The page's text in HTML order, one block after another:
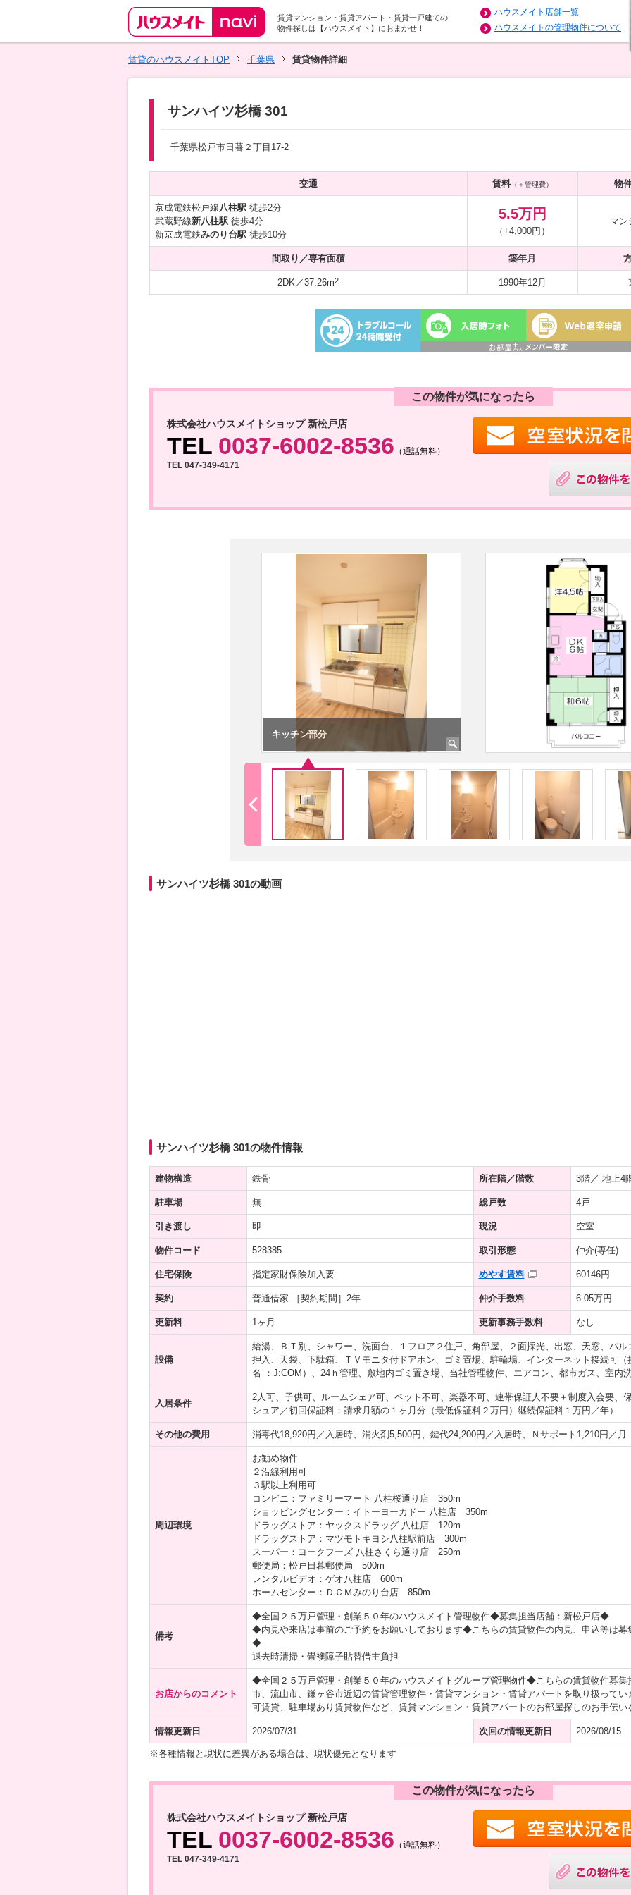
賃貸マンション・賃貸アパート・賃貸一戸建ての
物件探しは【ハウスメイト】におまかせ！
ハウスメイト店舗一覧
ハウスメイトの管理物件について
賃貸のハウスメイトTOP 千葉県 賃貸物件詳細
サンハイツ杉橋 301
千葉県松戸市日暮２丁目17-2
交通 賃料（＋管理費） 物
京成電鉄松戸線八柱駅徒歩2分
武蔵野線新八柱駅徒歩4分
新京成電鉄みのり台駅徒歩10分
5.5万円
（+4,000円）
マン
間取り／専有面積 築年月
2DK／37.26m2 1990年12月
この物件が気になったら
株式会社ハウスメイトショップ 新松戸店
TEL 0037-6002-8536 （通話無料）
TEL 047-349-4171
キッチン部分
サンハイツ杉橋 301の動画
サンハイツ杉橋 301の物件情報
建物構造 鉄骨 所在階／階数 3階／ 地上4
駐車場 無 総戸数 4戸
引き渡し 即 現況 空室
物件コード 528385 取引形態 仲介(専任)
住宅保険 指定家財保険加入要 めやす賃料 60146円
契約 普通借家 ［契約期間］2年 仲介手数料 6.05万円
更新料 1ヶ月 更新事務手数料 なし
設備
給湯、ＢＴ別、シャワー、洗面台、１フロア２住戸、角部屋、２面採光、出窓、天窓、バ
押入、天袋、下駄箱、ＴＶモニタ付ドアホン、ゴミ置場、駐輪場、インターネット接続可
名 ：J:COM）、24ｈ管理、敷地内ゴミ置き場、当社管理物件、エアコン、都市ガス、室内
入居条件
2人可、子供可、ルームシェア可、ペット不可、楽器不可、連帯保証人不要＋制度入会要、
シュア／初回保証料：請求月額の１ヶ月分（最低保証料２万円）継続保証料１万円／年）
その他の費用 消毒代18,920円／入居時、消火剤5,500円、鍵代24,200円／入居時、Ｎサポート1,210円／月
周辺環境
お勧め物件
２沿線利用可
３駅以上利用可
コンビニ：ファミリーマート 八柱桜通り店 350m
ショッピングセンター：イトーヨーカドー 八柱店 350m
ドラッグストア：ヤックスドラッグ 八柱店 120m
ドラッグストア：マツモトキヨシ八柱駅前店 300m
スーパー：ヨークフーズ 八柱さくら通り店 250m
郵便局：松戸日暮郵便局 500m
レンタルビデオ：ゲオ八柱店 600m
ホームセンター：ＤＣＭみのり台店 850m
備考
◆全国２５万戸管理・創業５０年のハウスメイト管理物件◆募集担当店舗：新松戸店◆
◆内見や来店は事前のご予約をお願いしております◆こちらの賃貸物件の内見、申込等は募
◆
退去時清掃・畳襖障子貼替借主負担
お店からのコメント
◆全国２５万戸管理・創業５０年のハウスメイトグループ管理物件◆こちらの賃貸物件募
市、流山市、鎌ヶ谷市近辺の賃貸管理物件・賃貸マンション・賃貸アパートを取り扱って
可賃貸、駐車場あり賃貸物件など、賃貸マンション・賃貸アパートのお部屋探しのお手伝
情報更新日 2026/07/31 次回の情報更新日 2026/08/15
※各種情報と現状に差異がある場合は、現状優先となります
この物件が気になったら
株式会社ハウスメイトショップ 新松戸店
TEL 0037-6002-8536 （通話無料）
TEL 047-349-4171